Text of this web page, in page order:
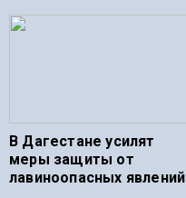
В Дагестане усилят
меры защиты от
лавиноопасных явлений